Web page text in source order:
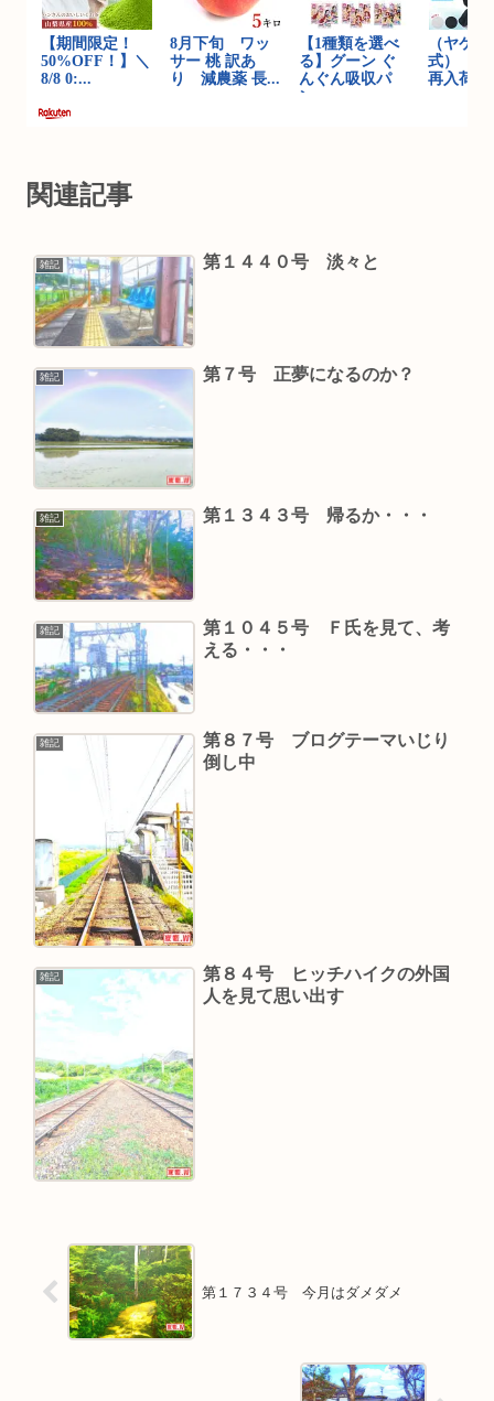
関連記事
雑記 第１４４０号 淡々と
雑記 第７号 正夢になるのか？
雑記 第１３４３号 帰るか・・・
雑記
第１０４５号 Ｆ氏を見て、考
える・・・
雑記
第８７号 ブログテーマいじり
倒し中
雑記
第８４号 ヒッチハイクの外国
人を見て思い出す
第１７３４号 今月はダメダメ